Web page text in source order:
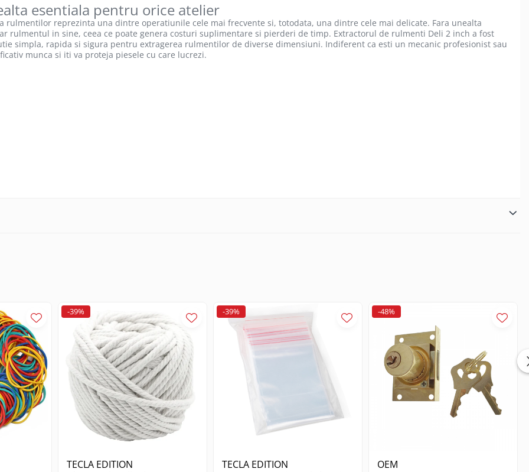
esentiala pentru orice atelier
rulmentilor reprezinta una dintre operatiunile cele mai frecvente si, totodata, una dintre cele mai delicate. Fara unealta
rulmentul in sine, ceea ce poate genera costuri suplimentare si pierderi de timp. Extractorul de rulmenti Deli 2 inch a fost
simpla, rapida si sigura pentru extragerea rulmentilor de diverse dimensiuni. Indiferent ca esti un mecanic profesionist sau
munca si iti va proteja piesele cu care lucrezi.
in cadrul lucrarilor de intretinere a utilajelor industriale
electrice in timpul operatiunilor de service si reconditionar
care necesita inlocuirea rulmentilor uzati
oricarui utilizator. In primul rand, falcile reglabile permit adaptarea instrumentului la diferite dimensiuni de rulmenti, ceea
solida si confortabila, reducand efortul fizic necesar in timpul operatiunii de extragere. Materialele de inalta calitate
facand din acest extractor o investitie rentabila pentru orice atelier. Un alt avantaj major este protectia pieselor: datorita
fara a exercita presiune necontrolata asupra axei sau arborelui, eliminand riscul de deformare sau deteriorare. Aceasta
acolo unde precizia si rapiditatea sunt esentiale.
-39%
TECLA EDITION
-39%
TECLA EDITION
-48%
OEM